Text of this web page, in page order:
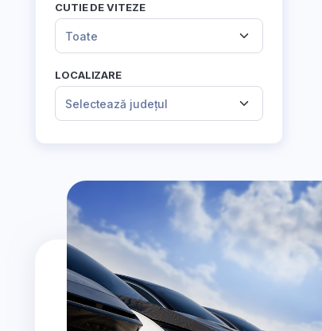
CUTIE DE VITEZE
Toate
LOCALIZARE
Selectează județul